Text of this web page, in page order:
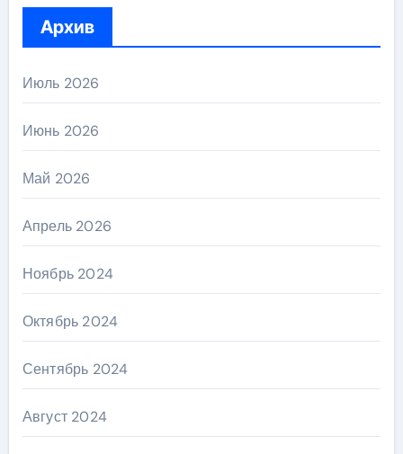
Архив
Июль 2026
Июнь 2026
Май 2026
Апрель 2026
Ноябрь 2024
Октябрь 2024
Сентябрь 2024
Август 2024